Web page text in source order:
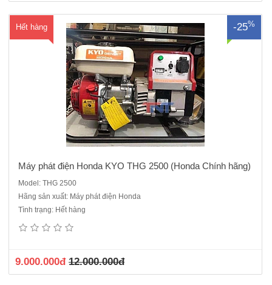
Hết hàng -25%
Máy phát điện Honda KYO THG 2500 (Honda Chính hãng)
Model: THG 2500
Hãng sản xuất: Máy phát điện Honda
Tình trạng: Hết hàng
9.000.000đ 12.000.000đ
Máy phát điện 1 pha - Chay xăngĐộng cơ : Honda GX390Công suất
LDung tích dầu bôi trơn: 1.1 LTiêu hao nhiên liệu: 3.0 L/hĐộ ồn (cách